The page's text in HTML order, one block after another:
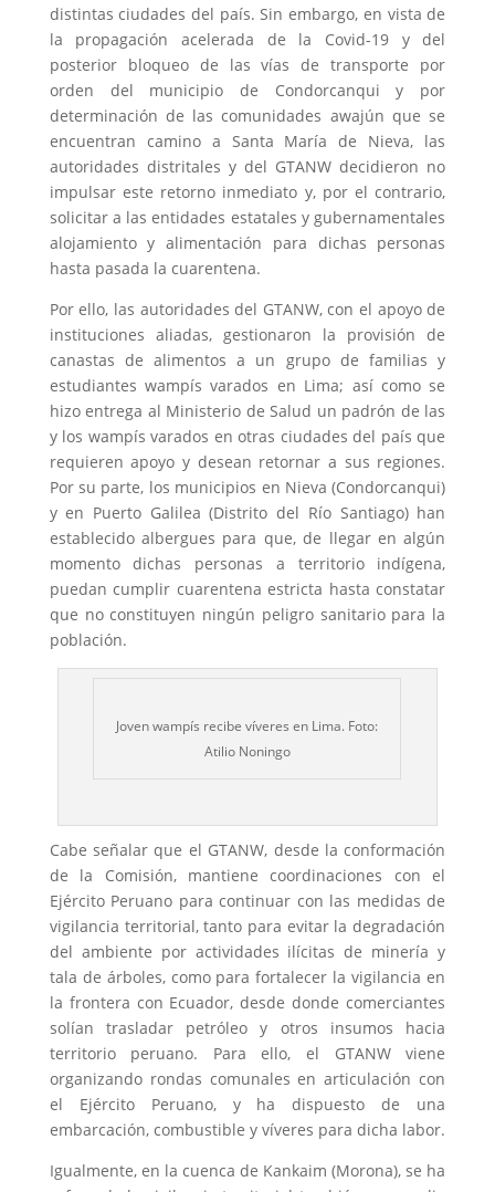
distintas ciudades del país. Sin embargo, en vista de
la propagación acelerada de la Covid-19 y del
posterior bloqueo de las vías de transporte por
orden del municipio de Condorcanqui y por
determinación de las comunidades awajún que se
encuentran camino a Santa María de Nieva, las
autoridades distritales y del GTANW decidieron no
impulsar este retorno inmediato y, por el contrario,
solicitar a las entidades estatales y gubernamentales
alojamiento y alimentación para dichas personas
hasta pasada la cuarentena.
Por ello, las autoridades del GTANW, con el apoyo de
instituciones aliadas, gestionaron la provisión de
canastas de alimentos a un grupo de familias y
estudiantes wampís varados en Lima; así como se
hizo entrega al Ministerio de Salud un padrón de las
y los wampís varados en otras ciudades del país que
requieren apoyo y desean retornar a sus regiones.
Por su parte, los municipios en Nieva (Condorcanqui)
y en Puerto Galilea (Distrito del Río Santiago) han
establecido albergues para que, de llegar en algún
momento dichas personas a territorio indígena,
puedan cumplir cuarentena estricta hasta constatar
que no constituyen ningún peligro sanitario para la
población.
Joven wampís recibe víveres en Lima. Foto:
Atilio Noningo
Cabe señalar que el GTANW, desde la conformación
de la Comisión, mantiene coordinaciones con el
Ejército Peruano para continuar con las medidas de
vigilancia territorial, tanto para evitar la degradación
del ambiente por actividades ilícitas de minería y
tala de árboles, como para fortalecer la vigilancia en
la frontera con Ecuador, desde donde comerciantes
solían trasladar petróleo y otros insumos hacia
territorio peruano. Para ello, el GTANW viene
organizando rondas comunales en articulación con
el Ejército Peruano, y ha dispuesto de una
embarcación, combustible y víveres para dicha labor.
Igualmente, en la cuenca de Kankaim (Morona), se ha